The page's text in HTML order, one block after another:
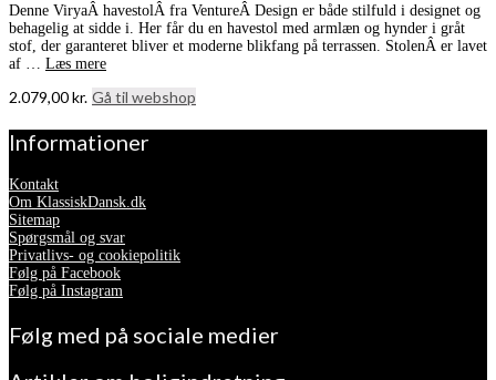
Denne ViryaÂ havestolÂ fra VentureÂ Design er både stilfuld i designet og
behagelig at sidde i. Her får du en havestol med armlæn og hynder i gråt
stof, der garanteret bliver et moderne blikfang på terrassen. StolenÂ er lavet
af … Læs mere
2.079,00kr. Gå til webshop
Informationer
Kontakt
Om KlassiskDansk.dk
Sitemap
Spørgsmål og svar
Privatlivs- og cookiepolitik
Følg på Facebook
Følg på Instagram
Følg med på sociale medier